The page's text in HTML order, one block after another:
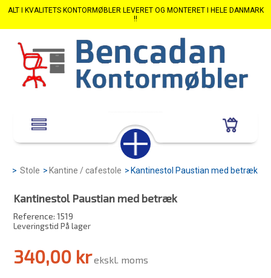
ALT I KVALITETS KONTORMØBLER LEVERET OG MONTERET I HELE DANMARK
!!
> Stole > Kantine / cafestole > Kantinestol Paustian med betræk
Kantinestol Paustian med betræk
Reference: 1519
Leveringstid På lager
340,00 krekskl. moms